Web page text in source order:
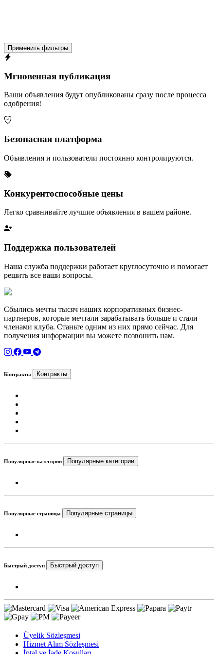
Применить фильтры
Мгновенная публикация
Ваши объявления будут опубликованы сразу после процесса
одобрения!
Безопасная платформа
Объявления и пользователи постоянно контролируются.
Конкурентоспособные цены
Легко сравнивайте лучшие объявления в вашем районе.
Поддержка пользователей
Наша служба поддержки работает круглосуточно и помогает
решить все ваши вопросы.
Сбылись мечты тысяч наших корпоративных бизнес-
партнеров, которые мечтали зарабатывать больше и стали
членами клуба. Станьте одним из них прямо сейчас. Для
получения информации вы можете позвонить нам.
Контракты Контракты
Популярные категории Популярные категории
Популярные страницы Популярные страницы
Быстрый доступ Быстрый доступ
Üyelik Sözleşmesi
Hizmet Alım Sözleşmesi